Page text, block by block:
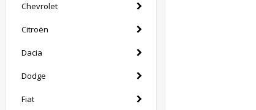
Chevrolet
Citroën
Dacia
Dodge
Fiat